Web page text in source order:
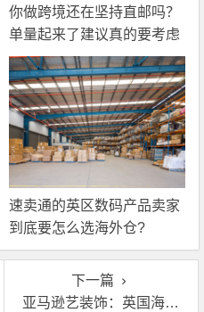
你做跨境还在坚持直邮吗？
单量起来了建议真的要考虑
一下海外仓一件代发
速卖通的英区数码产品卖家
到底要怎么选海外仓?
下一篇
亚马逊艺装饰：英国海外仓园如何帮卖家解决跨境难题